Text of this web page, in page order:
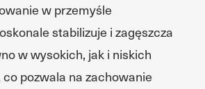
w przemyśle
stabilizuje i zagęszcza
w wysokich, jak i niskich
pozwala na zachowanie